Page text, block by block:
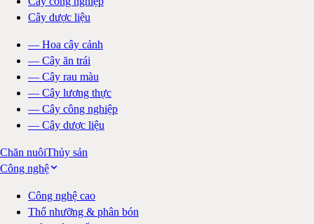
Cây dược liệu
— Hoa cây cảnh
— Cây ăn trái
— Cây rau màu
— Cây lương thực
— Cây công nghiệp
— Cây dược liệu
Chăn nuôiThủy sản
Công nghệ
Công nghệ cao
Thổ nhưỡng & phân bón